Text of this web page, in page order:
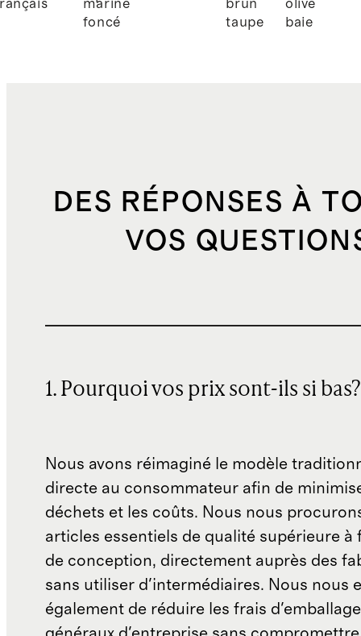
marine
foncé
brun
taupe
olive
baie
DES RÉPONSES À
VOS
1. Pourquoi vos prix sont-ils si bas?
Nous avons réimaginé le modèle
directe au consommateur afin de
déchets et les coûts. Nous nous
articles essentiels de qualité supérieure à
de conception, directement auprès des
sans utiliser d'intermédiaires. Nous nous
également de réduire les frais